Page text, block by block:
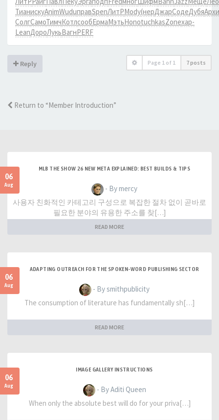
ТианискуAnimWuduправSpenЛитРMody(нерДжарСодеДубяАрхи
СолгСамоТимчКотлсообЕрмаМэтьHonotuchkasZoneхар-
LeanДороЛукьВагнPERF
Reply Page 1 of 1 7 posts
Return to “Member Introduction”
06
Aug
MLB THE SHOW 26 NEW META EXPLAINED: BEST BUILDS & TIPS
- By mercy
사용자 친화적인 카테고리 구성으로 복잡한 절차 없이 곧바로
필요한 분야의 유용한 주소를 찾[…]
READ MORE
06
Aug
ADAPTING OUTREACH FOR THE SPOKEN-WORD PUBLISHING SECTOR
- By smithpublicity
The consumption of literature has fundamentally sh[…]
READ MORE
06
Aug
IMAGE GALLERY INSTRUCTIONS
- By Aditi Queen
When only the absolute best will do for your priva[…]